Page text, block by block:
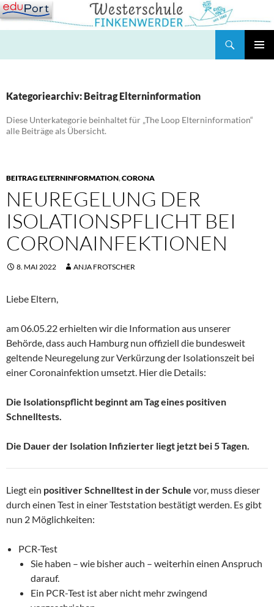
Zum
Inhalt
Kategoriearchiv: Beitrag Elterninformation
Diese Unterkategorie beinhaltet für „The Loop Elterninformation“
alle Beiträge als Übersicht.
BEITRAG ELTERNINFORMATION,CORONA
NEUREGELUNG DER
ISOLATIONSPFLICHT BEI
CORONAINFEKTIONEN
8. MAI 2022 ANJA FROTSCHER
Liebe Eltern,
am 06.05.22 erhielten wir die Information aus unserer
Behörde, dass auch Hamburg nun offiziell die bundesweit
geltende Neuregelung zur Verkürzung der Isolationszeit bei
einer Coronainfektion umsetzt. Hier die Details:
Die Isolationspflicht beginnt am Tag eines positiven
Schnelltests.
Die Dauer der Isolation Infizierter liegt jetzt bei 5 Tagen.
Liegt ein positiver Schnelltest in der Schule vor, muss dieser
durch einen Test in einer Teststation bestätigt werden. Es gibt
nun 2 Möglichkeiten:
PCR-Test
Sie haben – wie bisher auch – weiterhin einen Anspruch
darauf.
Ein PCR-Test ist aber nicht mehr zwingend